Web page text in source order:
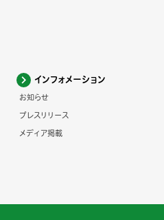
インフォメーション
お知らせ
プレスリリース
メディア掲載